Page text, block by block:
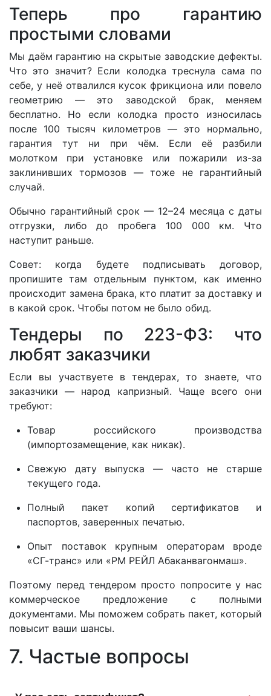
Теперь про гарантию
простыми словами
Мы даём гарантию на скрытые заводские дефекты.
Что это значит? Если колодка треснула сама по
себе, у неё отвалился кусок фрикциона или повело
геометрию — это заводской брак, меняем
бесплатно. Но если колодка просто износилась
после 100 тысяч километров — это нормально,
гарантия тут ни при чём. Если её разбили
молотком при установке или пожарили из-за
заклинивших тормозов — тоже не гарантийный
случай.
Обычно гарантийный срок — 12–24 месяца с даты
отгрузки, либо до пробега 100 000 км. Что
наступит раньше.
Совет: когда будете подписывать договор,
пропишите там отдельным пунктом, как именно
происходит замена брака, кто платит за доставку и
в какой срок. Чтобы потом не было обид.
Тендеры по 223-ФЗ: что
любят заказчики
Если вы участвуете в тендерах, то знаете, что
заказчики — народ капризный. Чаще всего они
требуют:
Товар российского производства
(импортозамещение, как никак).
Свежую дату выпуска — часто не старше
текущего года.
Полный пакет копий сертификатов и
паспортов, заверенных печатью.
Опыт поставок крупным операторам вроде
«СГ-транс» или «РМ РЕЙЛ Абаканвагонмаш».
Поэтому перед тендером просто попросите у нас
коммерческое предложение с полными
документами. Мы поможем собрать пакет, который
повысит ваши шансы.
7. Частые вопросы